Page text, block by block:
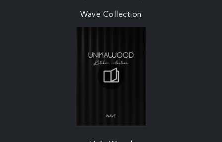
Wave Collection